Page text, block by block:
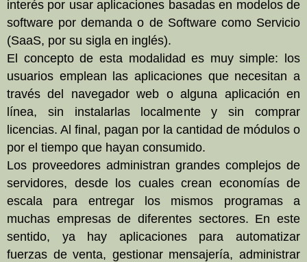
interés por usar aplicaciones basadas en modelos de
software por demanda o de Software como Servicio
(SaaS, por su sigla en inglés).
El concepto de esta modalidad es muy simple: los
usuarios emplean las aplicaciones que necesitan a
través del navegador web o alguna aplicación en
línea, sin instalarlas localmente y sin comprar
licencias. Al final, pagan por la cantidad de módulos o
por el tiempo que hayan consumido.
Los proveedores administran grandes complejos de
servidores, desde los cuales crean economías de
escala para entregar los mismos programas a
muchas empresas de diferentes sectores. En este
sentido, ya hay aplicaciones para automatizar
fuerzas de venta, gestionar mensajería, administrar